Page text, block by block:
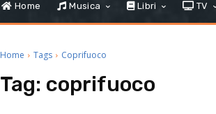
Home Musica Libri TV
Home Tags Coprifuoco
Tag: coprifuoco